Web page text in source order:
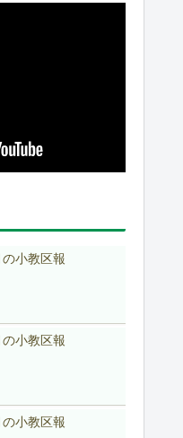
小教区報
小教区報
小教区報